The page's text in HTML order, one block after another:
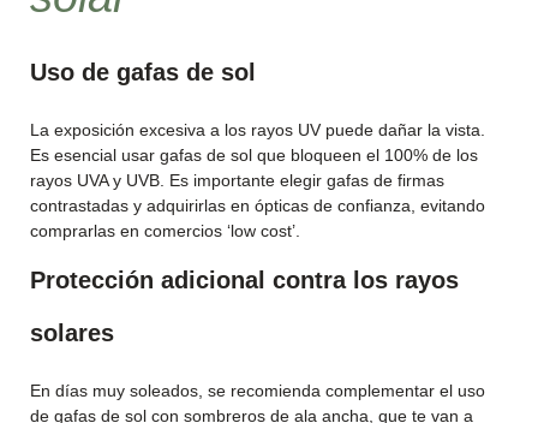
Uso de gafas de sol
La exposición excesiva a los rayos UV puede dañar la vista.
Es esencial usar gafas de sol que bloqueen el 100% de los
rayos UVA y UVB. Es importante elegir gafas de firmas
contrastadas y adquirirlas en ópticas de confianza, evitando
comprarlas en comercios ‘low cost’.
Protección adicional contra los rayos
solares
En días muy soleados, se recomienda complementar el uso
de gafas de sol con sombreros de ala ancha, que te van a